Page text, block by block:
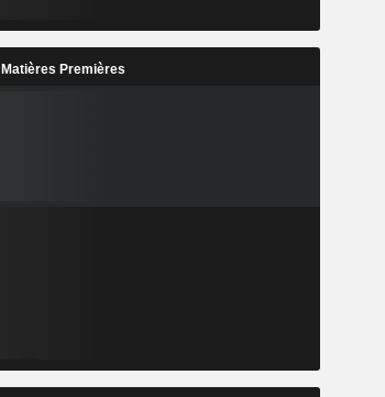
Matières Premières